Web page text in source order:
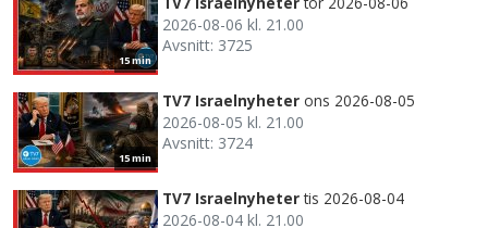
15 min
2026-08-06 kl. 21.00
Avsnitt: 3725
15 min
TV7 Israelnyheter ons 2026-08-05
2026-08-05 kl. 21.00
Avsnitt: 3724
TV7 Israelnyheter tis 2026-08-04
2026-08-04 kl. 21.00